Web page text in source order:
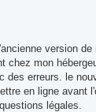
version
chez mon
des erreurs. le
en ligne avant
légales.